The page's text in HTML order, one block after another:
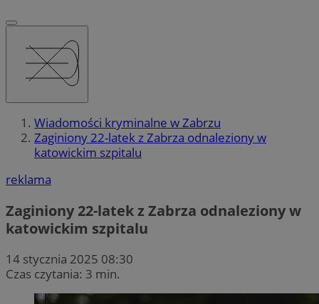
Wiadomości kryminalne w Zabrzu
Zaginiony 22-latek z Zabrza odnaleziony w
katowickim szpitalu
reklama
Zaginiony 22-latek z Zabrza odnaleziony w
katowickim szpitalu
14 stycznia 2025 08:30
Czas czytania: 3 min.